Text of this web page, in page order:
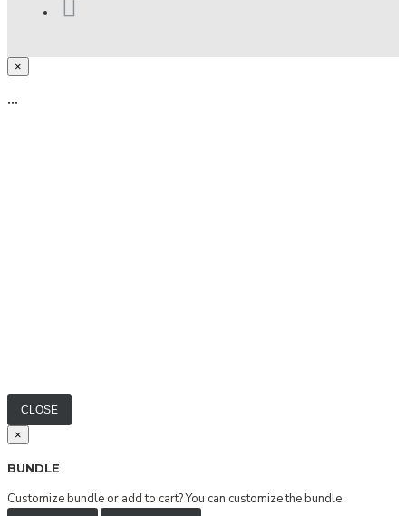
×
...
CLOSE
×
BUNDLE
Customize bundle or add to cart?You can customize the bundle.